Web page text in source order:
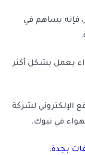
فإنه يساهم في
يعمل بشكل أكثر
الإلكتروني لشركة
في تبوك.
بجدة.